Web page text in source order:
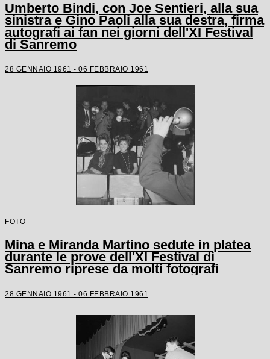
Umberto Bindi, con Joe Sentieri, alla sua
sinistra e Gino Paoli alla sua destra, firma
autografi ai fan nei giorni dell'XI Festival
di Sanremo
28 GENNAIO 1961 - 06 FEBBRAIO 1961
FOTO
Mina e Miranda Martino sedute in platea
durante le prove dell'XI Festival di
Sanremo riprese da molti fotografi
28 GENNAIO 1961 - 06 FEBBRAIO 1961